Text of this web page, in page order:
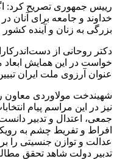
رییس‌ جمهوری تصریح کرد:
خداوند و جامعه برای آنان
بزرگی به زنان و آینده
دکتر روحانی از
خواست در این همایش ابعاد
عنوان آرزوی ملت ایران
شهیندخت مولاوردی معاون
جمعی، اعتدال و تدبیر
افراط و تفریط چشم به
عدالت و توازن جنسیتی را
تدبیر دولت شاهد تحقق